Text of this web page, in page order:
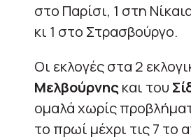
στο Παρίσι, 1 στη
κι 1 στο Στρασβούργο.
Οι εκλογές στα 2
Μελβούρνηςκαι του
ομαλά χωρίς
το πρωί μέχρι τις 7 το